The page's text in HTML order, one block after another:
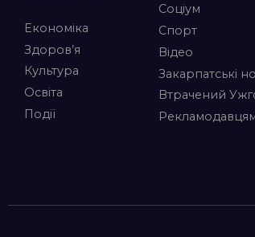
Економіка
Здоров’я
Культура
Освіта
Події
Соціум
Спорт
Відео
Закарпатські
Втрачений